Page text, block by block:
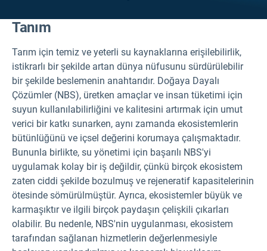
Tanım
Tarım için temiz ve yeterli su kaynaklarına erişilebilirlik,
istikrarlı bir şekilde artan dünya nüfusunu sürdürülebilir
bir şekilde beslemenin anahtarıdır. Doğaya Dayalı
Çözümler (NBS), üretken amaçlar ve insan tüketimi için
suyun kullanılabilirliğini ve kalitesini artırmak için umut
verici bir katkı sunarken, aynı zamanda ekosistemlerin
bütünlüğünü ve içsel değerini korumaya çalışmaktadır.
Bununla birlikte, su yönetimi için başarılı NBS'yi
uygulamak kolay bir iş değildir, çünkü birçok ekosistem
zaten ciddi şekilde bozulmuş ve rejeneratif kapasitelerinin
ötesinde sömürülmüştür. Ayrıca, ekosistemler büyük ve
karmaşıktır ve ilgili birçok paydaşın çelişkili çıkarları
olabilir. Bu nedenle, NBS'nin uygulanması, ekosistem
tarafından sağlanan hizmetlerin değerlenmesiyle